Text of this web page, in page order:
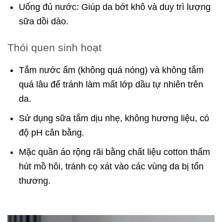
Uống đủ nước: Giúp da bớt khô và duy trì lượng
sữa dồi dào.
Thói quen sinh hoạt
Tắm nước ấm (không quá nóng) và không tắm
quá lâu để tránh làm mất lớp dầu tự nhiên trên
da.
Sử dụng sữa tắm dịu nhẹ, không hương liệu, có
độ pH cân bằng.
Mặc quần áo rộng rãi bằng chất liệu cotton thấm
hút mồ hôi, tránh cọ xát vào các vùng da bị tổn
thương.